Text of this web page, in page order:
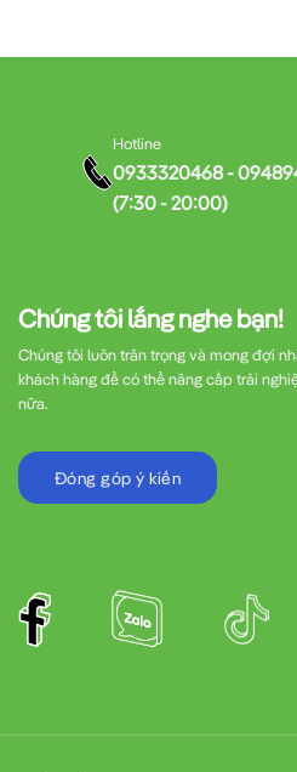
Chúng tôi lắng nghe bạn!
Chúng tôi luôn trân trọng và mong đợi
khách hàng để có thể nâng cấp trải
nữa.
Đóng góp ý kiến
Hotline
0933320468 -
(7:30 - 20:00)